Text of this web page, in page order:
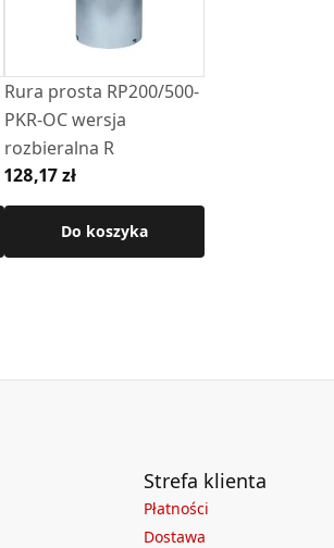
Rura prosta RP200/500-
PKR-OC wersja
rozbieralna R
128,17 zł
Do koszyka
Strefa klienta
Płatności
Dostawa